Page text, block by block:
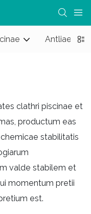
Antliae
clathri piscinae et
productum eas
stabilitatis
valde stabilem et
momentum pretii
est.